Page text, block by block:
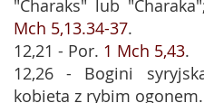
"Charaks" lub
Mch 5,13.34-37.
12,21 - Por. 1 Mch 5,43.
12,26 - Bogini
kobieta z rybim ogonem.